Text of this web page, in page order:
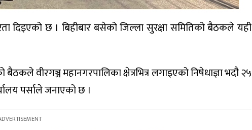
दिइएको छ । बिहीबार बसेको जिल्ला सुरक्षा समितिको बैठकले यही
वीरगञ्ज महानगरपालिका क्षेत्रभित्र लगाइएको निषेधाज्ञा भदौ २५
पर्साले जनाएको छ ।